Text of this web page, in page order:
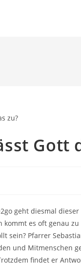
Gott
geht diesmal dieser
es oft genau
sein? Pfarrer
und Mitmenschen
findet er